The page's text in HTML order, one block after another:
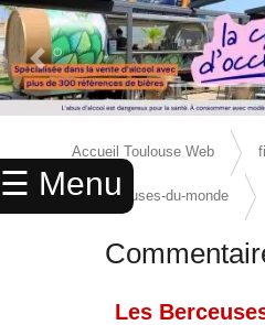
☰ Menu
× ACCUEIL
ANNUAIRE
Previous Slide
Accueil Toulouse Web
les-berceuses-du-monde
Les